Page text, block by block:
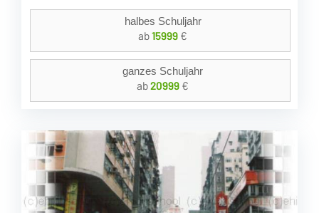
halbes Schuljahr
ab15999 €
ganzes Schuljahr
ab20999 €